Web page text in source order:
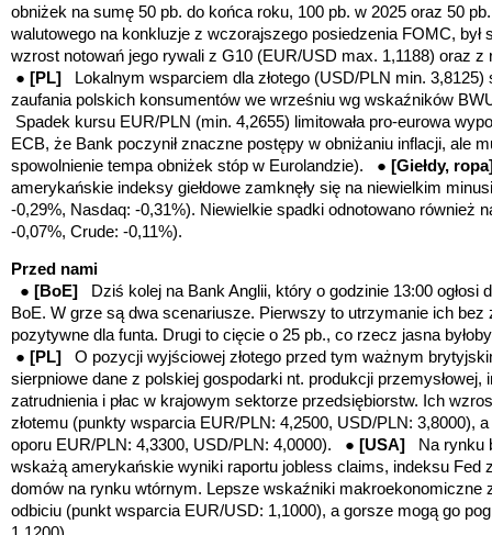
obniżek na sumę 50 pb. do końca roku, 100 pb. w 2025 oraz 50
walutowego na konkluzje z wczorajszego posiedzenia FOMC, był
wzrost notowań jego rywali z G10 (EUR/USD max. 1,1188) oraz
● [PL]
Lokalnym wsparciem dla złotego (USD/PLN min.
zaufania polskich konsumentów we wrześniu wg wskaźników
Spadek kursu EUR/PLN (min. 4,2655) limitowała pro-eurowa
ECB, że Bank poczynił znaczne postępy w obniżaniu inflacji, ale
spowolnienie tempa obniżek stóp w Eurolandzie).
● [Giełdy,
amerykańskie indeksy giełdowe zamknęły się na niewielkim
-0,29%, Nasdaq: -0,31%). Niewielkie spadki odnotowano również
-0,07%, Crude: -0,11%).
Przed nami
● [BoE]
Dziś kolej na Bank Anglii, który o godzinie 13:00 ogłosi
BoE. W grze są dwa scenariusze. Pierwszy to utrzymanie ich bez
pozytywne dla funta. Drugi to cięcie o 25 pb., co rzecz jasna
● [PL]
O pozycji wyjściowej złotego przed tym ważnym
sierpniowe dane z polskiej gospodarki nt. produkcji przemysłowej,
zatrudnienia i płac w krajowym sektorze przedsiębiorstw. Ich
złotemu (punkty wsparcia EUR/PLN: 4,2500, USD/PLN: 3,8000),
oporu EUR/PLN: 4,3300, USD/PLN: 4,0000). ● [USA]
Na rynku
wskażą amerykańskie wyniki raportu jobless claims, indeksu Fed
domów na rynku wtórnym. Lepsze wskaźniki makroekonomiczne
odbiciu (punkt wsparcia EUR/USD: 1,1000), a gorsze mogą go